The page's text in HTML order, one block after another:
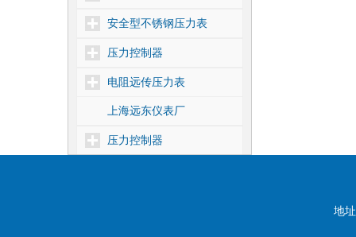
安全型不锈钢压力表
压力控制器
电阻远传压力表
上海远东仪表厂
压力控制器
地